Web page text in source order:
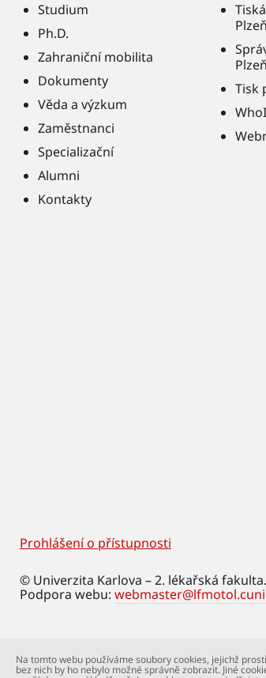
Studium
Ph.D.
Zahraniční mobilita
Dokumenty
Věda a výzkum
Zaměstnanci
Specializační
Alumni
Kontakty
Tisk
Footer
Prohlášení o přístupnosti
© Univerzita Karlova – 2. lékařská
Podpora webu:
Na tomto webu používáme soubory cookies, jejichž
bez nich by ho nebylo možné správně zobrazit. Jiné